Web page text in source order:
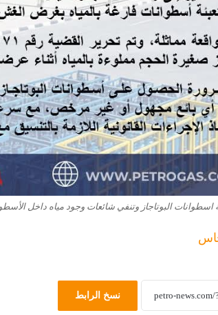
البوتاجاز وتنفي شائعات وجود مياه داخل
نسخ الرابط